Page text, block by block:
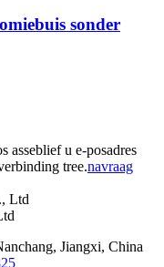
sonder
asseblief u e-posadres
tree.navraag
Ltd
Jiangxi, China